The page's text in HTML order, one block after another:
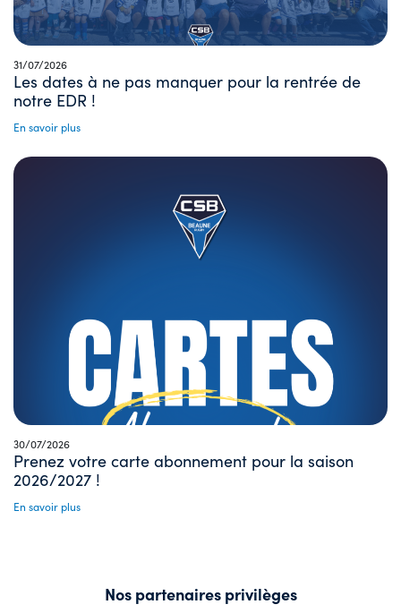
31/07/2026
Les dates à ne pas manquer pour la rentrée de
notre EDR !
En savoir plus
30/07/2026
Prenez votre carte abonnement pour la saison
2026/2027 !
En savoir plus
Nos partenaires privilèges